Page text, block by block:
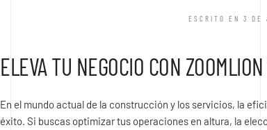
ESCRITO EN 3 DE
ELEVA TU NEGOCIO CON
En el mundo actual de la construcción y los servicios, la
éxito. Si buscas optimizar tus operaciones en altura, la